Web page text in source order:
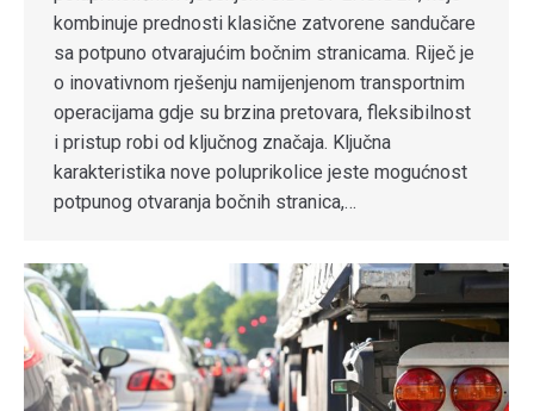
kombinuje prednosti klasične zatvorene sandučare
sa potpuno otvarajućim bočnim stranicama. Riječ je
o inovativnom rješenju namijenjenom transportnim
operacijama gdje su brzina pretovara, fleksibilnost
i pristup robi od ključnog značaja. Ključna
karakteristika nove poluprikolice jeste mogućnost
potpunog otvaranja bočnih stranica,…